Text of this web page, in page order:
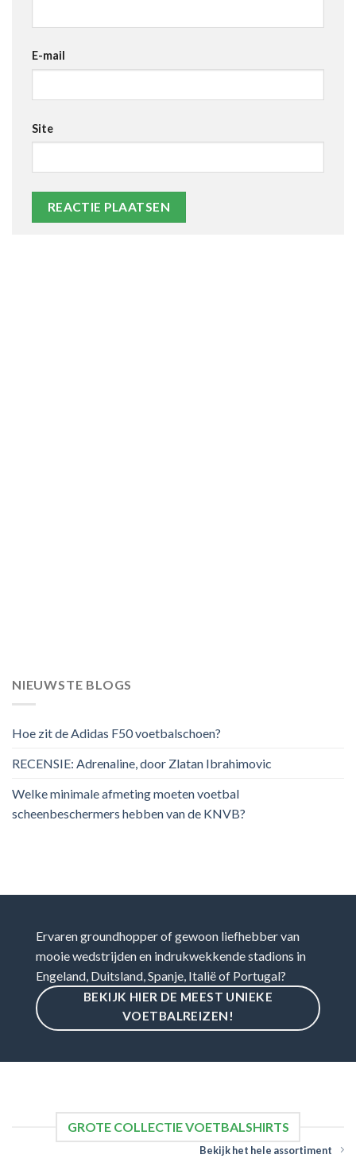
E-mail
Site
NIEUWSTE BLOGS
Hoe zit de Adidas F50 voetbalschoen?
RECENSIE: Adrenaline, door Zlatan Ibrahimovic
Welke minimale afmeting moeten voetbal
scheenbeschermers hebben van de KNVB?
Ervaren groundhopper of gewoon liefhebber van
mooie wedstrijden en indrukwekkende stadions in
Engeland, Duitsland, Spanje, Italië of Portugal?
BEKIJK HIER DE MEEST UNIEKE
VOETBALREIZEN!
GROTE COLLECTIE VOETBALSHIRTS
Bekijk het hele assortiment